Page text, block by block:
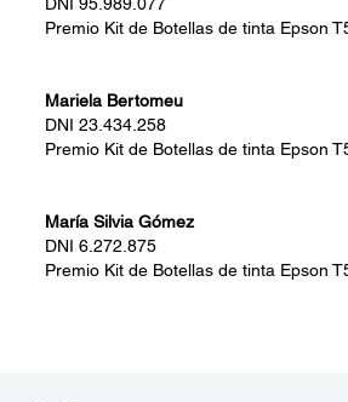
Premio Kit de Botellas de tinta Epson
Mariela Bertomeu
DNI 23.434.258
Premio Kit de Botellas de tinta Epson
María Silvia Gómez
DNI 6.272.875
Premio Kit de Botellas de tinta Epson